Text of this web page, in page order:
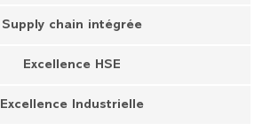
Supply chain intégrée
Excellence HSE
Excellence Industrielle